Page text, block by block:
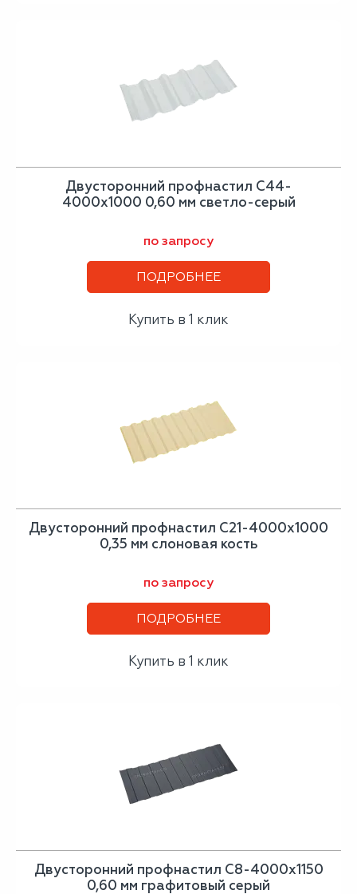
Двусторонний профнастил С44-
4000х1000 0,60 мм светло-серый
по запросу
ПОДРОБНЕЕ
Купить в 1 клик
Двусторонний профнастил С21-4000х1000
0,35 мм слоновая кость
по запросу
ПОДРОБНЕЕ
Купить в 1 клик
Двусторонний профнастил С8-4000х1150
0,60 мм графитовый серый